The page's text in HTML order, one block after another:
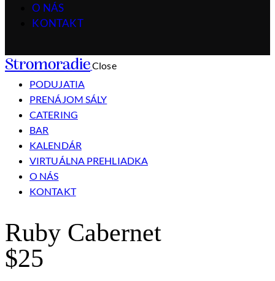
O NÁS
KONTAKT
StromoradieClose
PODUJATIA
PRENÁJOM SÁLY
CATERING
BAR
KALENDÁR
VIRTUÁLNA PREHLIADKA
O NÁS
KONTAKT
Ruby Cabernet
$25